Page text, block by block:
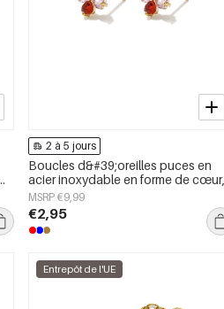
2 à 5 jours
Boucles d&#39;oreilles puces en
acier inoxydable en forme de cœur,
collection Daily Simple, bijoux pour
femmes
MSRP €9,99
€2,95
Entrepôt de l'UE